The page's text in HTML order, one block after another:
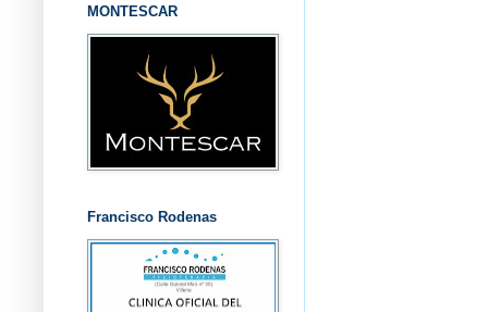
MONTESCAR
Francisco Rodenas